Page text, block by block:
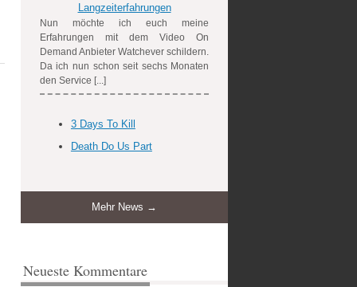
Langzeiterfahrungen
Nun möchte ich euch meine
Erfahrungen mit dem Video On
Demand Anbieter Watchever schildern.
Da ich nun schon seit sechs Monaten
den Service [...]
3 Days To Kill
Death Do Us Part
Mehr News →
Neueste Kommentare